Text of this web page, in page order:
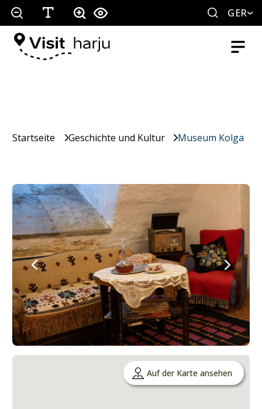
GER
Startseite Geschichte und Kultur Museum Kolga
Auf der Karte ansehen